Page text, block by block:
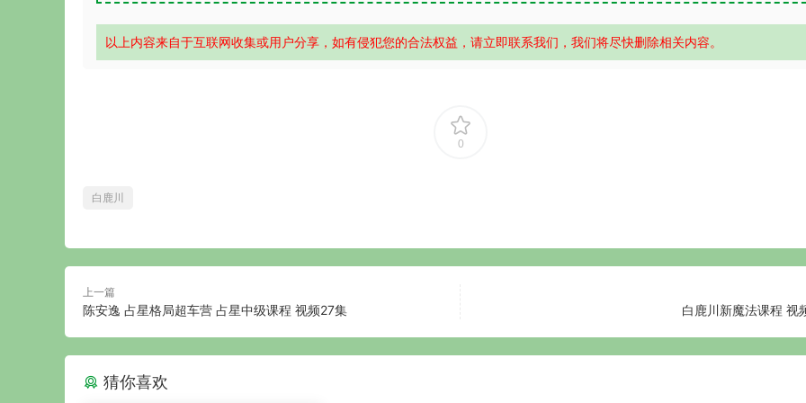
以上内容来自于互联网收集或用户分享，如有侵犯您的合法权益，请立即联系我们，我们将尽快删除相关内容。
0
白鹿川
上一篇
陈安逸 占星格局超车营 占星中级课程 视频27集 白鹿川新魔法课程 视
猜你喜欢